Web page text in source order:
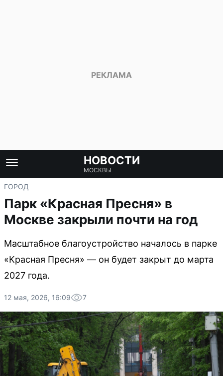
НОВОСТИ
МОСКВЫ
ГОРОД
Парк «Красная Пресня» в
Москве закрыли почти на год
Масштабное благоустройство началось в парке
«Красная Пресня» — он будет закрыт до марта
2027 года.
12 мая, 2026, 16:09 7